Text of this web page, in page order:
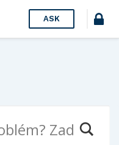
ASK